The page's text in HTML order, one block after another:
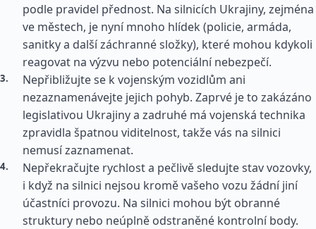
podle pravidel přednost. Na silnicích Ukrajiny, zejména
ve městech, je nyní mnoho hlídek (policie, armáda,
sanitky a další záchranné složky), které mohou kdykoli
reagovat na výzvu nebo potenciální nebezpečí.
Nepřibližujte se k vojenským vozidlům ani
nezaznamenávejte jejich pohyb. Zaprvé je to zakázáno
legislativou Ukrajiny a zadruhé má vojenská technika
zpravidla špatnou viditelnost, takže vás na silnici
nemusí zaznamenat.
Nepřekračujte rychlost a pečlivě sledujte stav vozovky,
i když na silnici nejsou kromě vašeho vozu žádní jiní
účastníci provozu. Na silnici mohou být obranné
struktury nebo neúplně odstraněné kontrolní body.